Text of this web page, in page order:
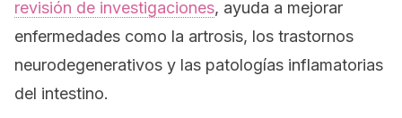
revisión de investigaciones, ayuda a mejorar
enfermedades como la artrosis, los trastornos
neurodegenerativos y las patologías inflamatorias
del intestino.